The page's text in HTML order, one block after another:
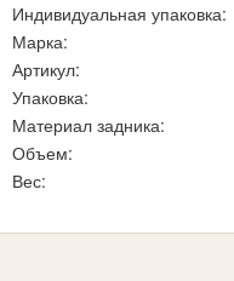
Индивидуальная упаковка:
Марка:
Артикул:
Упаковка:
Материал задника:
Объем:
Вес: